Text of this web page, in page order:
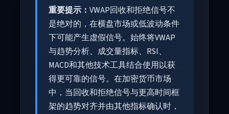
重要提示： VWAP回收和拒绝信号不
是绝对的，在横盘市场或低波动条件
下可能产生虚假信号。始终将VWAP
与趋势分析、成交量指标、RSI、
MACD和其他技术工具结合使用以获
得更可靠的信号。在加密货币市场
中，当回收和拒绝信号与更高时间框
架的趋势对齐并由其他指标确认时，